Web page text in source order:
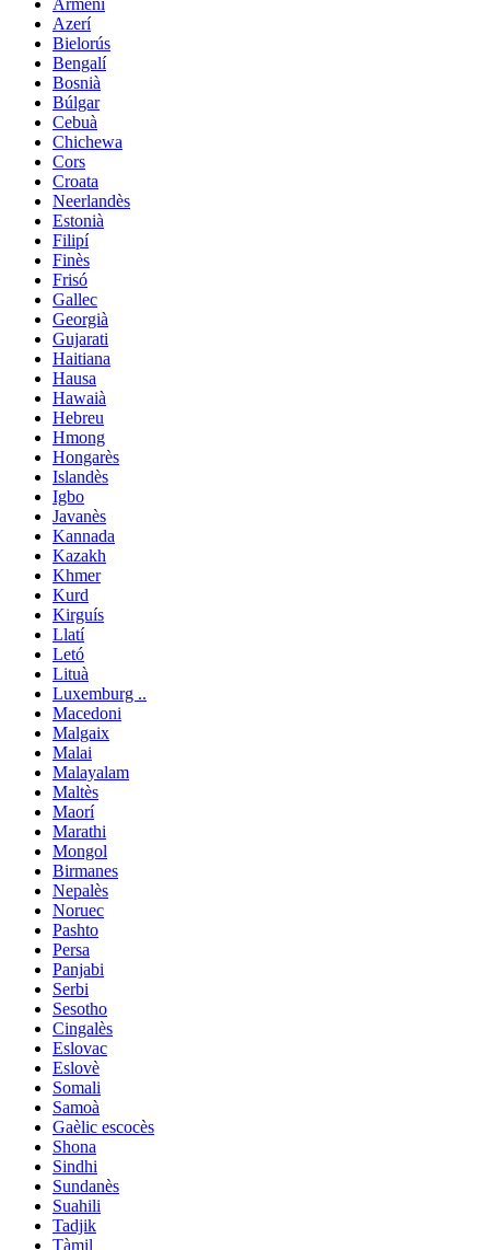
Azerí
Bielorús
Bengalí
Bosnià
Búlgar
Cebuà
Chichewa
Cors
Croata
Neerlandès
Estonià
Filipí
Finès
Frisó
Gallec
Georgià
Gujarati
Haitiana
Hausa
Hawaià
Hebreu
Hmong
Hongarès
Islandès
Igbo
Javanès
Kannada
Kazakh
Khmer
Kurd
Kirguís
Llatí
Letó
Lituà
Luxemburg ..
Macedoni
Malgaix
Malai
Malayalam
Maltès
Maorí
Marathi
Mongol
Birmanes
Nepalès
Noruec
Pashto
Persa
Panjabi
Serbi
Sesotho
Cingalès
Eslovac
Eslovè
Somali
Samoà
Gaèlic escocès
Shona
Sindhi
Sundanès
Suahili
Tadjik
Tàmil